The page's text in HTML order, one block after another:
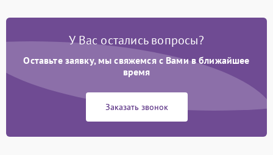
У Вас остались вопросы?
Оставьте заявку, мы свяжемся с Вами в ближайшее
время
Заказать звонок